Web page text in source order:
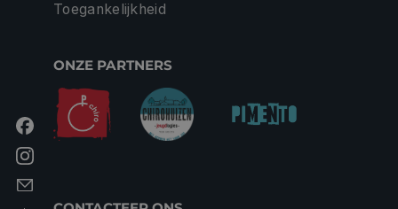
Toegankelijkheid
ONZE PARTNERS